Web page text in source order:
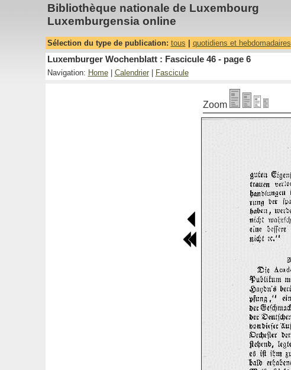
Bibliothèque nationale de Luxembourg
Luxemburgensia online
Sélection du type de publication: tous quotidiens et hebdomadaires
Luxemburger Wochenblatt : Fascicule 46 - page 6
Navigation: Home| Calendrier| Fascicule
Zoom